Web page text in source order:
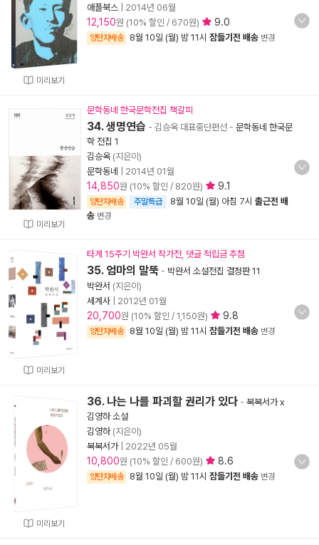
미리보기
애플북스 2014년 06월
12,150원 (10% 할인 / 670원) 9.0
양탄자배송 8월 10일 (월) 밤 11시 잠들기전 배송 변경
미리보기
문학동네 한국문학전집 책갈피
34. 생명연습 - 김승옥 대표중단편선 - 문학동네 한국문
학 전집 1
김승옥 (지은이)
문학동네
2014년 01월
14,850원 (10% 할인 / 820원) 9.1
양탄자배송 주말특급 8월 10일 (월) 아침 7시 출근전 배
송 변경
미리보기
타계 15주기 박완서 작가전, 댓글 적립금 추첨
35. 엄마의 말뚝 - 박완서 소설전집 결정판 11
박완서 (지은이)
세계사
2012년 01월
20,700원 (10% 할인 / 1,150원) 9.8
양탄자배송 8월 10일 (월) 밤 11시 잠들기전 배송 변경
미리보기
36. 나는 나를 파괴할 권리가 있다 - 복복서가 x
김영하 소설
김영하(지은이)
복복서가| 2022년 05월
10,800원 (10% 할인 / 600원) 8.6
양탄자배송 8월 10일 (월) 밤 11시 잠들기전 배송 변경